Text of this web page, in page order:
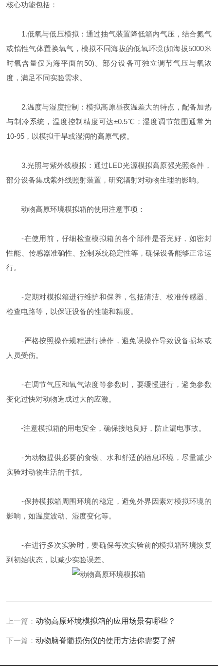
核心功能包括：
1.低氧与低压模拟：通过抽气装置降低箱内气压，结合氮气
或惰性气体置换氧气，模拟不同海拔的低氧环境(如海拔5000米
时氧含量仅为海平面的50)。部分设备可独立调节气压与氧浓
度，满足不同实验需求。
2.温度与湿度控制：模拟高原昼夜温差大的特点，配备加热
与制冷系统，温度控制精度可达±0.5℃；湿度调节范围通常为
10-95，以模拟干旱或湿润的高原气候。
3.光照与紫外线模拟：通过LED光源模拟高原强光照条件，
部分设备集成紫外线照射装置，研究辐射对动物生理的影响。
动物高原环境模拟箱的使用注意事项：
-在使用前，仔细检查模拟箱的各个部件是否完好，如密封
性能、传感器准确性、控制系统稳定性等，确保设备能够正常运
行。
-定期对模拟箱进行维护和保养，包括清洁、校准传感器、
检查电路等，以保证设备的性能和精度。
-严格按照操作规程进行操作，避免误操作导致设备损坏或
人员受伤。
-在调节气压和氧气浓度等参数时，要缓慢进行，避免参数
变化过快对动物造成过大的应激。
-注意模拟箱的用电安全，确保接地良好，防止漏电事故。
-为动物提供必要的食物、水和舒适的栖息环境，尽量减少
实验对动物生活的干扰。
-保持模拟箱周围环境的稳定，避免外界因素对模拟环境的
影响，如温度波动、湿度变化等。
-在进行多次实验时，要确保每次实验前的模拟箱环境恢复
到初始状态，以减少实验误差。
上一篇：动物高原环境模拟箱的应用场景有哪些？
下一篇：动物脑脊髓损伤仪的使用方法你需要了解